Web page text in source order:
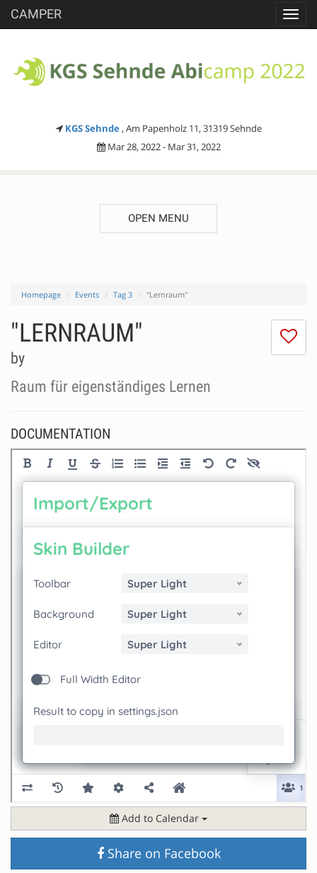
CAMPER
KGS Sehnde , Am Papenholz 11, 31319 Sehnde
Mar 28, 2022 - Mar 31, 2022
OPEN MENU
Homepage Events Tag 3 "Lernraum"
I
"LERNRAUM"
by
Raum für eigenständiges Lernen
DOCUMENTATION
Add to Calendar
Share on Facebook